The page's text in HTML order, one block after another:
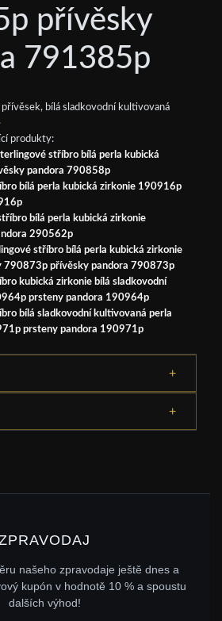
přívěsky
791385p
bílá sladkovodní kultivovaná
produkty:
stříbro bílá perla kubická
pandora 790858p
bílá perla kubická zirkonie 190916p
bílá perla kubická zirkonie
290562p
stříbro bílá perla kubická zirkonie
790873p přívěsky pandora 790873p
kubická zirkonie bílá sladkovodní
prsteny pandora 190964p
bílá sladkovodní kultivovaná perla
prsteny pandora 190971p
našeho zpravodaje ještě dnes a
kupón v hodnotě 10 % a spoustu
dalších výhod!